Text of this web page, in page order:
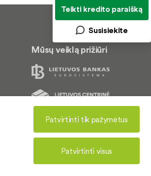
Mūsų veiklą prižiūri
© 2026 LKU kredito unijų grupė
Teikti kredito paraišką
Susisiekite
Patvirtinti tik pažymėtus
Patvirtinti visus